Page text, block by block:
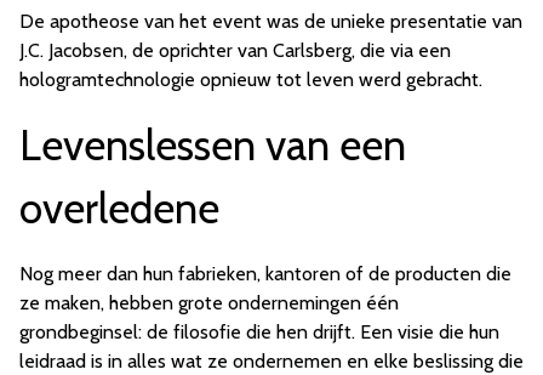
De apotheose van het event was de unieke presentatie van
J.C. Jacobsen, de oprichter van Carlsberg, die via een
hologramtechnologie opnieuw tot leven werd gebracht.
Levenslessen van een
overledene
Nog meer dan hun fabrieken, kantoren of de producten die
ze maken, hebben grote ondernemingen één
grondbeginsel: de filosofie die hen drijft. Een visie die hun
leidraad is in alles wat ze ondernemen en elke beslissing die